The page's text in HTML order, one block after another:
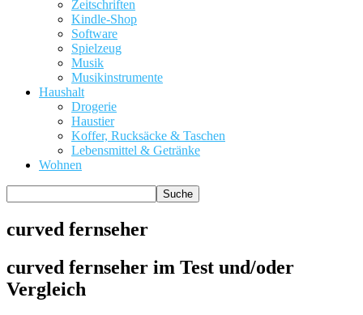
Zeitschriften
Kindle-Shop
Software
Spielzeug
Musik
Musikinstrumente
Haushalt
Drogerie
Haustier
Koffer, Rucksäcke & Taschen
Lebensmittel & Getränke
Wohnen
curved fernseher
curved fernseher im Test und/oder
Vergleich